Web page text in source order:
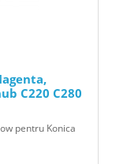
C220 C280
pentru Konica